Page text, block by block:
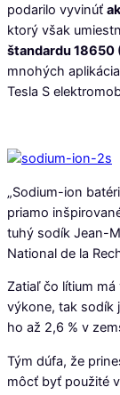
podarilo vyvinúť
ktorý však
štandardu 18650
mnohých
Tesla S
„Sodium-ion
priamo
tuhý sodík Jean-
National de la
Zatiaľ čo lítium
výkone, tak sodík
ho až 2,6 % v
Tým dúfa, že
môcť byť použité